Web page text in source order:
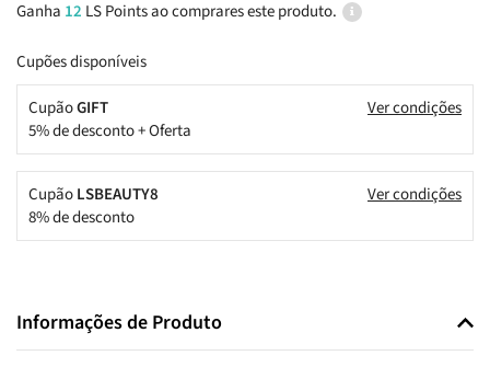
Ganha 12 LS Points ao comprares este produto.
Cupões disponíveis
CupãoGIFT
5% de desconto + Oferta
Ver condições
CupãoLSBEAUTY8
8% de desconto
Ver condições
Informações de Produto